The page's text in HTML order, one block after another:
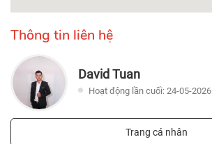
Thông tin liên hệ
David Tuan
Hoạt động lần cuối: 24-05-2026
Trang cá nhân